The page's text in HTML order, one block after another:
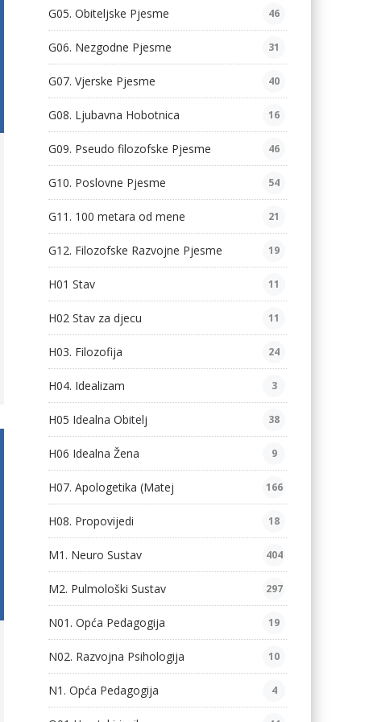
G05. Obiteljske Pjesme 46
G06. Nezgodne Pjesme 31
G07. Vjerske Pjesme 40
G08. Ljubavna Hobotnica 16
G09. Pseudo filozofske Pjesme 46
G10. Poslovne Pjesme 54
G11. 100 metara od mene 21
G12. Filozofske Razvojne Pjesme 19
H01 Stav 11
H02 Stav za djecu 11
H03. Filozofija 24
H04. Idealizam 3
H05 Idealna Obitelj 38
H06 Idealna Žena 9
H07. Apologetika (Matej 166
H08. Propovijedi 18
M1. Neuro Sustav 404
M2. Pulmološki Sustav 297
N01. Opća Pedagogija 19
N02. Razvojna Psihologija 10
N1. Opća Pedagogija 4